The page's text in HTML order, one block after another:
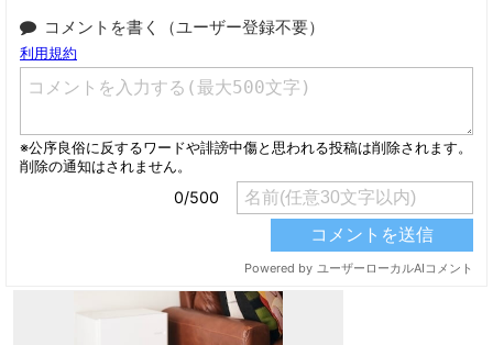
コメントを書く（ユーザー登録不要）